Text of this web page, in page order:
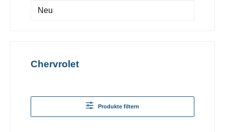
Neu
Chervrolet
Produkte filtern